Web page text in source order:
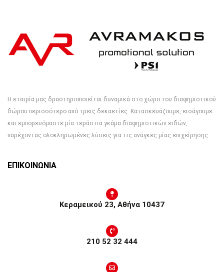
Η εταιρία μας δραστηριοποιείται δυναμικά στο χώρο του διαφημιστικού
δώρου περισσότερο από τρεις δεκαετίες. Κατασκευάζουμε, εισάγουμε
και εμπορευόμαστε μία τεράστια γκάμα διαφημιστικών ειδών,
παρέχοντας ολοκληρωμένες λύσεις για τις ανάγκες μίας επιχείρησης
ΕΠΙΚΟΙΝΩΝΙΑ
Κεραμεικού 23, Αθήνα 10437
210 52 32 444